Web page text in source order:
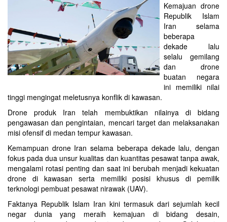
Kemajuan drone
Republik Islam
Iran selama
beberapa
dekade lalu
selalu gemilang
dan drone
buatan negara
ini memiliki nilai
tinggi mengingat meletusnya konflik di kawasan.
Drone produk Iran telah membuktikan nilainya di bidang
pengawasan dan pengintaian, mencari target dan melaksanakan
misi ofensif di medan tempur kawasan.
Kemampuan drone Iran selama beberapa dekade lalu, dengan
fokus pada dua unsur kualitas dan kuantitas pesawat tanpa awak,
mengalami rotasi penting dan saat ini berubah menjadi kekuatan
drone di kawasan serta memiliki posisi khusus di pemilik
terknologi pembuat pesawat nirawak (UAV).
Faktanya Republik Islam Iran kini termasuk dari sejumlah kecil
negar dunia yang meraih kemajuan di bidang desain,